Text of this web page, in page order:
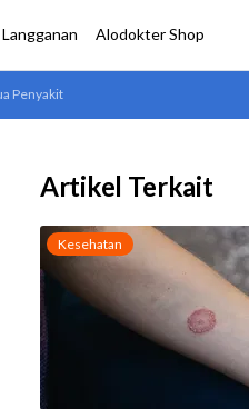
Artikel Terkait